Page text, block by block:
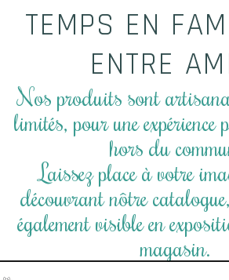
TEMPS EN
ENTRE
Nos produits sont
limités, pour une expérience
hors du
Laissez place à votre
découvrant nôtre catalogue,
également visible en
magasin.